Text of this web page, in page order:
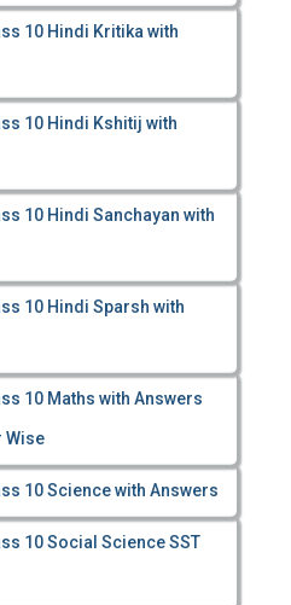
10 Hindi Kritika with
10 Hindi Kshitij with
10 Hindi Sanchayan with
10 Hindi Sparsh with
10 Maths with Answers
Wise
10 Science with Answers
10 Social Science SST